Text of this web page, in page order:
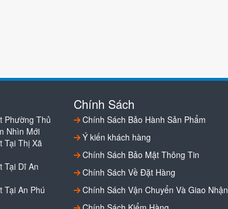
Phường Thủ
Nhìn Mới
Tại Thị Xã
Tại Dĩ An
Tại An Phú
Chính Sách
Chính Sách Bảo Hành Sản Phẩm
Ý kiến khách hàng
Chính Sách Bảo Mật Thông Tin
Chính Sách Về Đặt Hàng
Chính Sách Vận Chuyển Và Giao Nhận